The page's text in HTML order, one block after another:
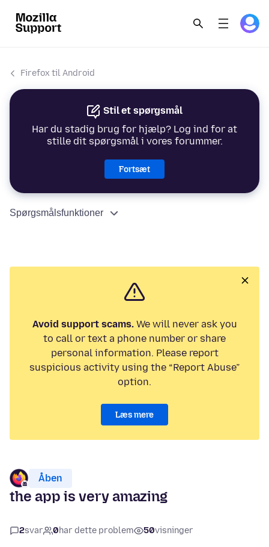
Firefox til Android
Stil et spørgsmål
Har du stadig brug for hjælp? Log ind for at
stille dit spørgsmål i vores forummer.
Fortsæt
Spørgsmålsfunktioner
Avoid support scams.We will never ask you
to call or text a phone number or share
personal information. Please report
suspicious activity using the “Report Abuse”
option.
Læs mere
Åben
the app is very amazing
2svar 0har dette problem 50visninger